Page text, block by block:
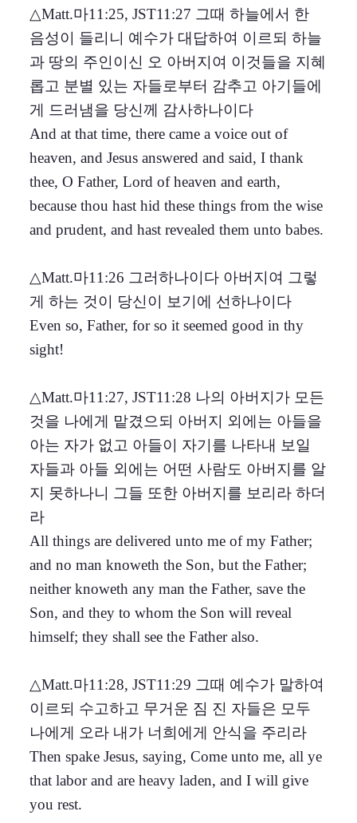
△Matt.마11:25, JST11:27 그때 하늘에서 한
음성이 들리니 예수가 대답하여 이르되 하늘
과 땅의 주인이신 오 아버지여 이것들을 지혜
롭고 분별 있는 자들로부터 감추고 아기들에
게 드러냄을 당신께 감사하나이다
And at that time, there came a voice out of
heaven, and Jesus answered and said, I thank
thee, O Father, Lord of heaven and earth,
because thou hast hid these things from the wise
and prudent, and hast revealed them unto babes.
△Matt.마11:26 그러하나이다 아버지여 그렇
게 하는 것이 당신이 보기에 선하나이다
Even so, Father, for so it seemed good in thy
sight!
△Matt.마11:27, JST11:28 나의 아버지가 모든
것을 나에게 맡겼으되 아버지 외에는 아들을
아는 자가 없고 아들이 자기를 나타내 보일
자들과 아들 외에는 어떤 사람도 아버지를 알
지 못하나니 그들 또한 아버지를 보리라 하더
라
All things are delivered unto me of my Father;
and no man knoweth the Son, but the Father;
neither knoweth any man the Father, save the
Son, and they to whom the Son will reveal
himself; they shall see the Father also.
△Matt.마11:28, JST11:29 그때 예수가 말하여
이르되 수고하고 무거운 짐 진 자들은 모두
나에게 오라 내가 너희에게 안식을 주리라
Then spake Jesus, saying, Come unto me, all ye
that labor and are heavy laden, and I will give
you rest.